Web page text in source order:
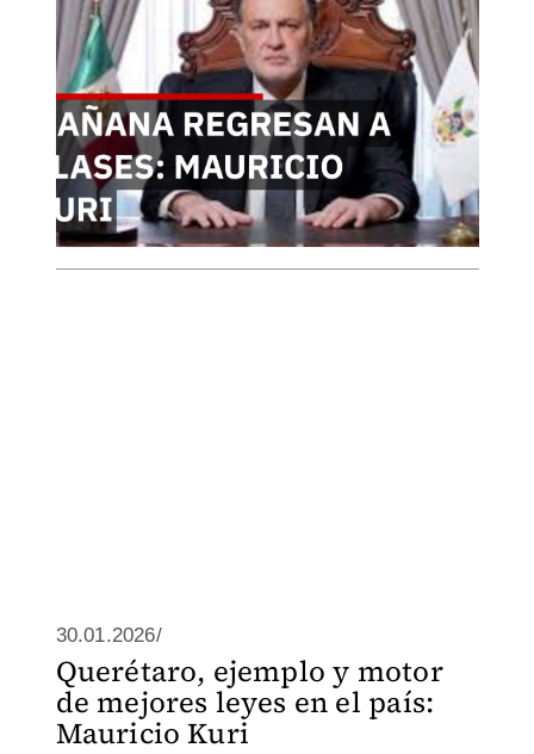
30.01.2026/
Querétaro, ejemplo y motor
de mejores leyes en el país:
Mauricio Kuri